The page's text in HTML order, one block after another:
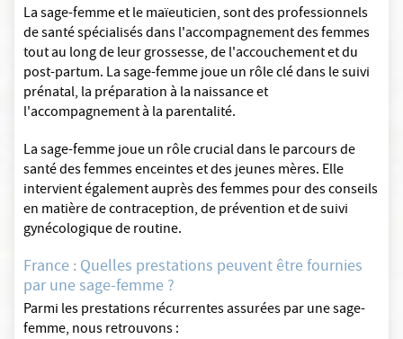
La sage-femme et le maïeuticien, sont des professionnels
de santé spécialisés dans l'accompagnement des femmes
tout au long de leur grossesse, de l'accouchement et du
post-partum. La sage-femme joue un rôle clé dans le suivi
prénatal, la préparation à la naissance et
l'accompagnement à la parentalité.
La sage-femme joue un rôle crucial dans le parcours de
santé des femmes enceintes et des jeunes mères. Elle
intervient également auprès des femmes pour des conseils
en matière de contraception, de prévention et de suivi
gynécologique de routine.
France : Quelles prestations peuvent être fournies
par une sage-femme ?
Parmi les prestations récurrentes assurées par une sage-
femme, nous retrouvons :